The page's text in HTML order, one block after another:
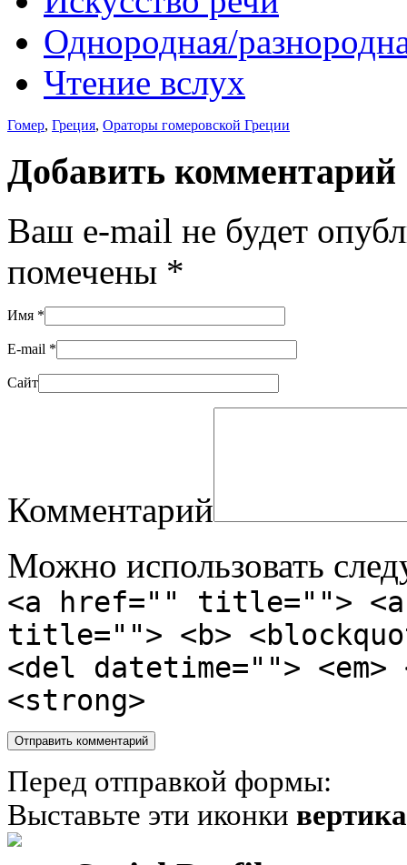
Однородная/
Чтение вслух
Гомер, Греция, Ораторы гомеровской Греции
Добавить комментарий
Ваш e-mail не будет
помечены *
Имя *
E-mail *
Сайт
Комментарий
Можно использовать
<a href="" title="">
title=""> <b>
<del datetime="">
<strong>
Перед отправкой формы:
Выставьте эти иконки